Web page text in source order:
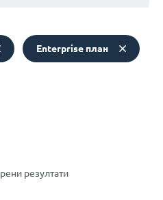
Enterprise план
резултати